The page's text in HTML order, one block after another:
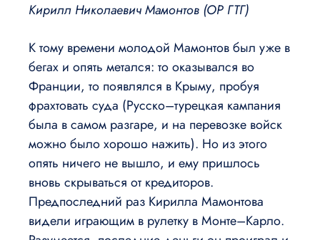
Кирилл Николаевич Мамонтов (ОР ГТГ)
К тому времени молодой Мамонтов был уже в
бегах и опять метался: то оказывался во
Франции, то появлялся в Крыму, пробуя
фрахтовать суда (Русско–турецкая кампания
была в самом разгаре, и на перевозке войск
можно было хорошо нажить). Но из этого
опять ничего не вышло, и ему пришлось
вновь скрываться от кредиторов.
Предпоследний раз Кирилла Мамонтова
видели играющим в рулетку в Монте–Карло.